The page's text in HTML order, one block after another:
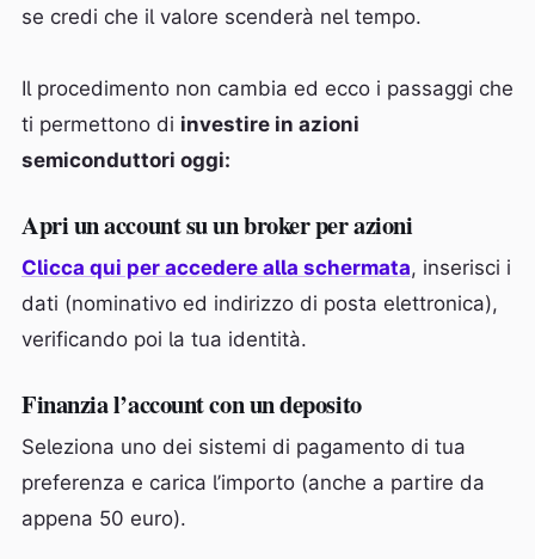
se credi che il valore scenderà nel tempo.
Il procedimento non cambia ed ecco i passaggi che
ti permettono di investire in azioni
semiconduttori oggi:
Apri un account su un broker per azioni
Clicca qui per accedere alla schermata, inserisci i
dati (nominativo ed indirizzo di posta elettronica),
verificando poi la tua identità.
Finanzia l’account con un deposito
Seleziona uno dei sistemi di pagamento di tua
preferenza e carica l’importo (anche a partire da
appena 50 euro).